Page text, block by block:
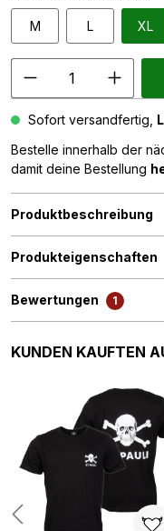
M L XL
Sofort versandfertig,
Bestelle innerhalb der
damit deine Bestellung
Produktbeschreibung
Produkteigenschaften
Bewertungen 1
Produktgalerie
KUNDEN KAUFTEN